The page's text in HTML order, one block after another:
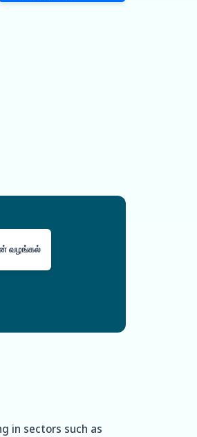
வழங்கல்
in sectors such as